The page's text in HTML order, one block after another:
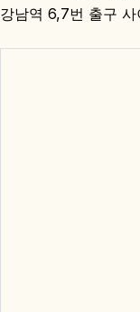
강남역 6,7번 출구